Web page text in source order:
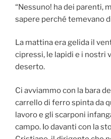
“Nessuno! ha dei parenti,
sapere perché temevano
La mattina era gelida il
cipressi, le lapidi e i nostri
deserto.
Ci avviammo con la bara
carrello di ferro spinta da
lavoro e gli scarponi
campo. Io davanti con la